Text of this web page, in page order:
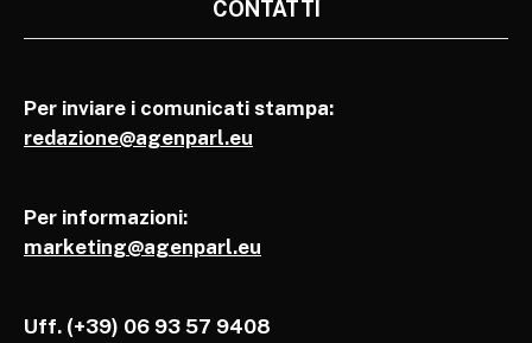
CONTATTI
Per inviare i comunicati stampa:
redazione@agenparl.eu
Per informazioni:
marketing@agenparl.eu
Uff. (+39) 06 93 57 9408